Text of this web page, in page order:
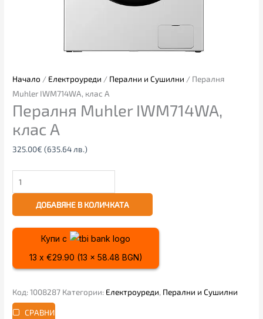
Начало / Електроуреди / Перални и Сушилни / Пералня
Muhler IWM714WA, клас А
Пералня Muhler IWM714WA,
клас А
325.00€ (635.64 лв.)
ДОБАВЯНЕ В КОЛИЧКАТА
Купи с
13 x €29.90 (13 x 58.48 BGN)
Код:1008287 Категории: Електроуреди, Перални и Сушилни
СРАВНИ